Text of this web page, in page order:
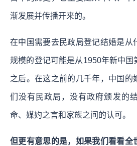
渐发展并传播开来的。
在中国需要去民政局登记结婚是从
规模的登记可能是从1950年新中国
之后。在这之前的几千年，中国的
们没有民政局，没有政府颁发的
命、媒妁之言和家族之间的认可。
但更有意思的是，如果我们看看全